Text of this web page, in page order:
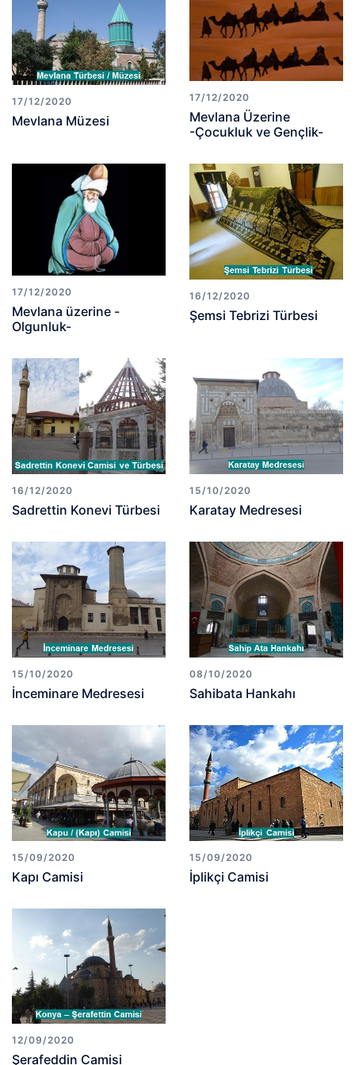
17/12/2020
Mevlana Müzesi
17/12/2020
Mevlana Üzerine
-Çocukluk ve Gençlik-
17/12/2020
Mevlana üzerine -
Olgunluk-
16/12/2020
Şemsi Tebrizi Türbesi
16/12/2020
Sadrettin Konevi Türbesi
15/10/2020
Karatay Medresesi
15/10/2020
İnceminare Medresesi
08/10/2020
Sahibata Hankahı
15/09/2020
Kapı Camisi
15/09/2020
İplikçi Camisi
12/09/2020
Şerafeddin Camisi